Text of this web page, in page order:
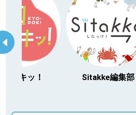
編集部 青いぽすと